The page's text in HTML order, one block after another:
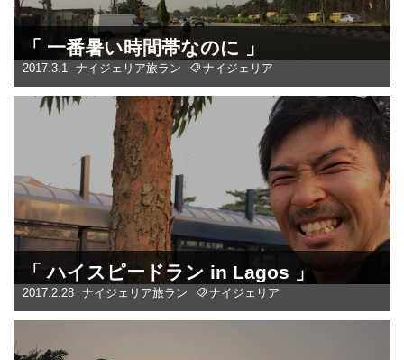
「 一番暑い時間帯なのに 」
2017.3.1 ナイジェリア旅ラン ナイジェリア
「 ハイスピードラン in Lagos 」
2017.2.28 ナイジェリア旅ラン ナイジェリア